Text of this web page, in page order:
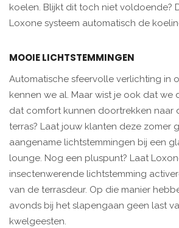
koelen. Blijkt dit toch niet voldoende?
Loxone systeem automatisch de
MOOIE LICHTSTEMMINGEN
Automatische sfeervolle verlichting in
kennen we al. Maar wist je ook dat we
dat comfort kunnen doortrekken naar
terras? Laat jouw klanten deze zomer
aangename lichtstemmingen bij een
lounge. Nog een pluspunt? Laat
insectenwerende lichtstemming
van de terrasdeur. Op die manier
avonds bij het slapengaan geen last
kwelgeesten.